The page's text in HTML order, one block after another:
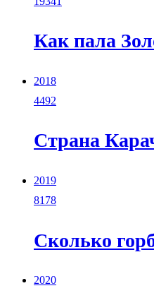
Как пала
2018
4492
Страна
2019
8178
Сколько
2020